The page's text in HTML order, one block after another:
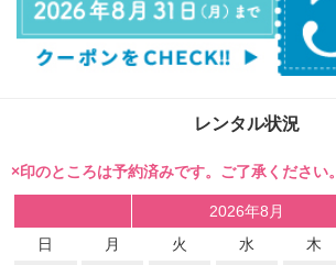
レンタル状況
×印のところは予約済みです。ご了承ください。
2026年8月
日
月 火 水 木